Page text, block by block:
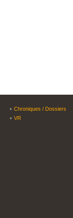
Chroniques / Dossiers
VR